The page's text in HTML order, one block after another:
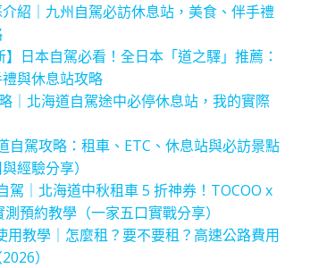
紹｜九州自駕必訪休息站，美食、伴手禮
】日本自駕必看！全日本「道之驛」推薦：
與休息站攻略
｜北海道自駕途中必停休息站，我的實際
自駕攻略：租車、ETC、休息站與必訪景點
經驗分享）
駕｜北海道中秋租車 5 折神券！TOCOO x
預約教學（一家五口實戰分享）
用教學｜怎麼租？要不要租？高速公路費用
）